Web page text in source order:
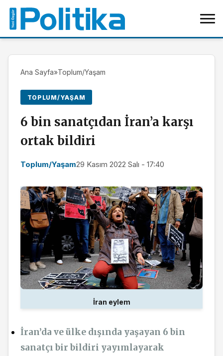
Ana Sayfa»Toplum/Yaşam
TOPLUM/YAŞAM
6 bin sanatçıdan İran’a karşı
ortak bildiri
Toplum/Yaşam29 Kasım 2022 Salı - 17:40
İran eylem
İran’da ve ülke dışında yaşayan 6 bin
sanatçı bir bildiri yayımlayarak